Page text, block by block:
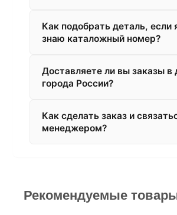
Как подобрать деталь, если
знаю каталожный номер?
Доставляете ли вы заказы в
города России?
Как сделать заказ и
менеджером?
Рекомендуемые